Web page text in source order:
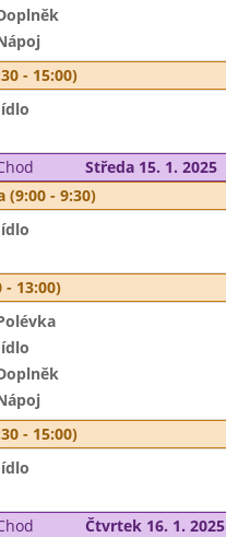
- 15:00)
Středa 15. 1. 2025
(9:00 - 9:30)
- 13:00)
- 15:00)
Čtvrtek 16. 1. 2025